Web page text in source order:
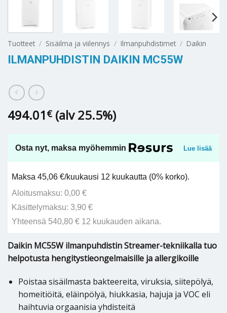
Tuotteet / Sisäilma ja viilennys / Ilmanpuhdistimet / Daikin
ILMANPUHDISTIN DAIKIN MC55W
494.01 € (alv 25.5%)
Osta nyt, maksa myöhemmin Lue lisää
Maksa 45,06 €/kuukausi 12 kuukautta (0% korko).
Aloitusmaksu: 0,00 €
Käsittelymaksu: 3,90 €
Yhteensä 540,80 € 12 kuukauden aikana.
Daikin MC55W ilmanpuhdistin Streamer-tekniikalla tuo
helpotusta hengitystieongelmaisille ja allergikoille
Poistaa sisäilmasta bakteereita, viruksia, siitepölyä,
homeitiöitä, eläinpölyä, hiukkasia, hajuja ja VOC eli
haihtuvia orgaanisia yhdisteitä